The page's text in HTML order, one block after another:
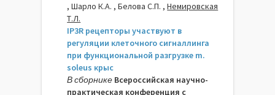
, Шарло К.А. , Белова С.П. ,Немировская
Т.Л.
IP3R рецепторы участвуют в
регуляции клеточного сигналлинга
при функциональной разгрузке m.
soleus крыс
В сборнике Всероссийская научно-
практическая конференция с